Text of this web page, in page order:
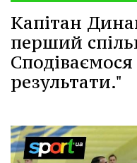
Капітан
перший
результати."